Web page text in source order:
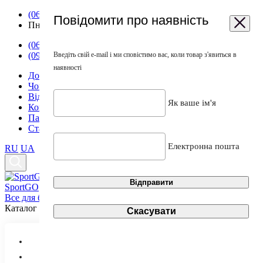
(063) 568-58-20
Пн - Пт: 11-19:00; Cб: 11-16:00; Нд: вихідний
(063) 568-58-20
(098) 568-58-20
Доставка
Чому ми?
Відгуки клієнтів
Контакти
Партнерство
Статті
RU UA
SportGO
Все для боксу, єдиноборств
Каталог
Повідомити про наявність
Введіть свій e-mail і ми сповістимо вас, коли товар з'явиться в
наявності
Як ваше ім'я
Електронна пошта
Відправити
Скасувати